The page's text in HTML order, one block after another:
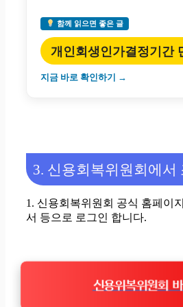
함께 읽으면 좋은 글
개인회생인가결정기간
지금 바로 확인하기 →
3. 신용회복위원회에서
1. 신용회복위원회 공식 홈페이
서 등으로 로그인 합니다.
신용위복위원회 바